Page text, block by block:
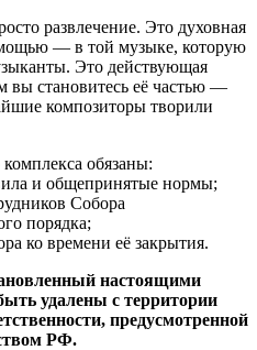
развлечение. Это духовная
— в той музыке, которую
Это действующая
вы становитесь её частью —
композиторы творили
обязаны:
и общепринятые нормы;
Собора
порядка;
ко времени её закрытия.
настоящими
удалены с территории
предусмотренной
РФ.